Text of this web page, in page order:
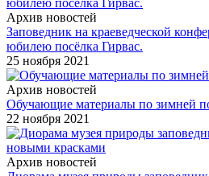
Архив новостей
Заповедник на краеведческой
юбилею посёлка Гирвас.
25 ноября 2021
Архив новостей
Обучающие материалы по зимней
22 ноября 2021
Архив новостей